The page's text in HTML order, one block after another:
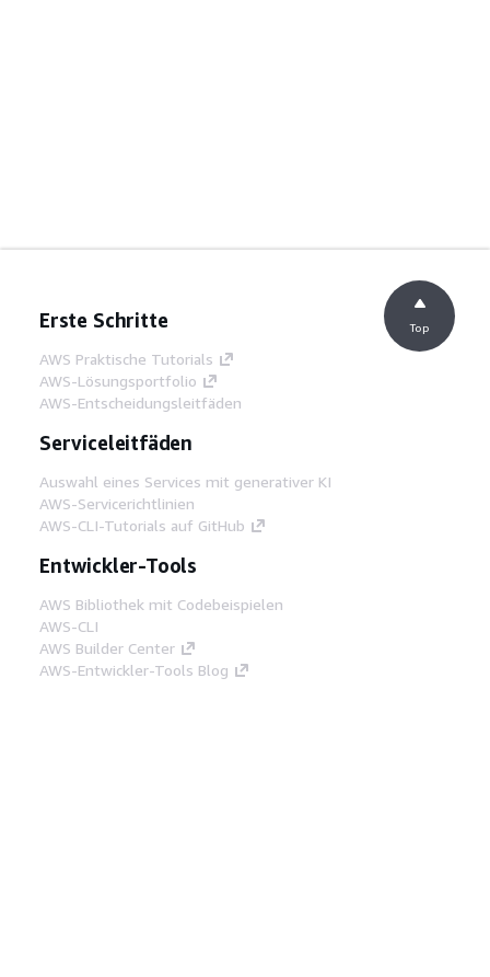
Erste Schritte
AWS Praktische Tutorials
AWS-Lösungsportfolio
AWS-Entscheidungsleitfäden
Serviceleitfäden
Auswahl eines Services mit generativer KI
AWS-Servicerichtlinien
AWS-CLI-Tutorials auf GitHub
Entwickler-Tools
AWS Bibliothek mit Codebeispielen
AWS-CLI
AWS Builder Center
AWS-Entwickler-Tools Blog
Top